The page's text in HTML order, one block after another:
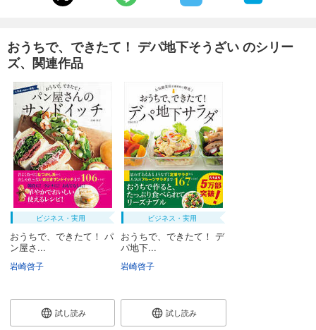
おうちで、できたて！ デパ地下そうざい のシリー
ズ、関連作品
ビジネス・実用
おうちで、できたて！ パ
ン屋さ...
岩崎啓子
試し読み
ビジネス・実用
おうちで、できたて！ デ
パ地下...
岩崎啓子
試し読み